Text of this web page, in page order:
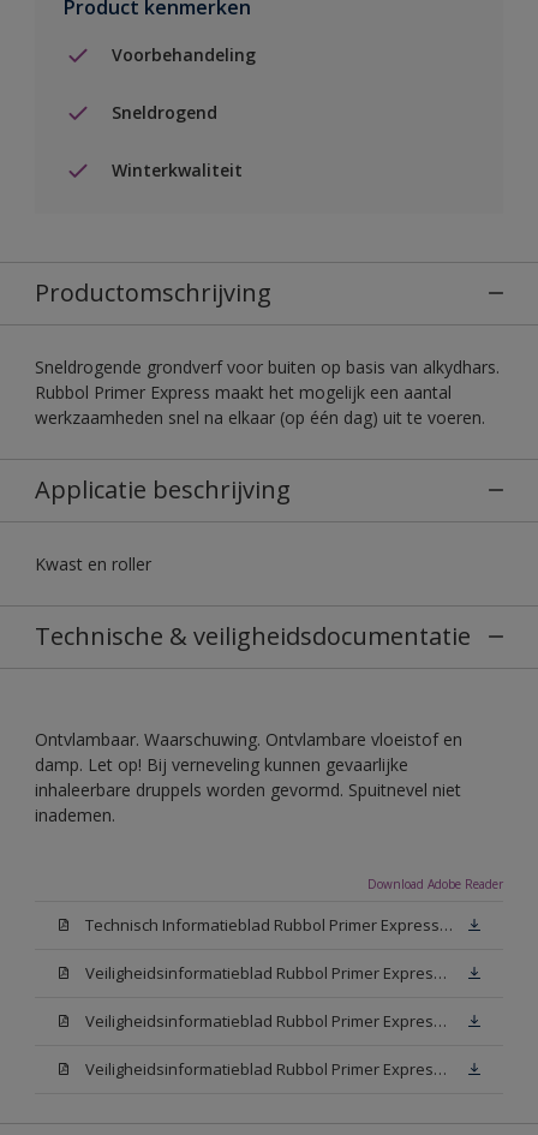
Product kenmerken
Voorbehandeling
Sneldrogend
Winterkwaliteit
Productomschrijving
Sneldrogende grondverf voor buiten op basis van alkydhars.
Rubbol Primer Express maakt het mogelijk een aantal
werkzaamheden snel na elkaar (op één dag) uit te voeren.
Applicatie beschrijving
Kwast en roller
Technische & veiligheidsdocumentatie
Ontvlambaar. Waarschuwing. Ontvlambare vloeistof en
damp. Let op! Bij verneveling kunnen gevaarlijke
inhaleerbare druppels worden gevormd. Spuitnevel niet
inademen.
Download Adobe Reader
Technisch Informatieblad Rubbol Primer Express (PDF)
Veiligheidsinformatieblad Rubbol Primer Express White (MSDS)
Veiligheidsinformatieblad Rubbol Primer Express W05 (MSDS)
Veiligheidsinformatieblad Rubbol Primer Express N00 (MSDS)